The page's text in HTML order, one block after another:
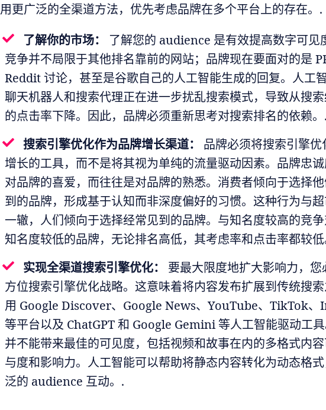
用更广泛的全渠道方法，优先考虑品牌在多个平台上的存在。.
了解你的市场：
了解您的 audience 是有效提高数字可见
竞争并不局限于其他排名靠前的网站；品牌现在要面对的是
Reddit 讨论，甚至是谷歌自己的人工智能生成的回复。人工
聊天机器人和搜索代理正在进一步扰乱搜索模式，导致从搜
的点击率下降。因此，品牌必须重新思考对搜索排名的依赖。.
搜索引擎优化作为品牌增长渠道：
品牌必须将搜索引擎优
增长的工具，而不是将其视为单纯的流量驱动因素。品牌忠
对品牌的喜爱，而往往是对品牌的熟悉。消费者倾向于选择
到的品牌，形成基于认知而非深度偏好的习惯。这种行为与
一辙，人们倾向于选择经常见到的品牌。与知名度较高的竞争
知名度较低的品牌，无论排名高低，其考虑率和点击率都较
实现全渠道搜索引擎优化：
要最大限度地扩大影响力，您
方位搜索引擎优化战略。这意味着将内容发布扩展到传统搜
用 Google Discover、Google News、YouTube、TikTok
等平台以及 ChatGPT 和 Google Gemini 等人工智能驱动工
并不能带来最佳的可见度，包括视频和故事在内的多格式内
与度和影响力。人工智能可以帮助将静态内容转化为动态格
泛的 audience 互动。.